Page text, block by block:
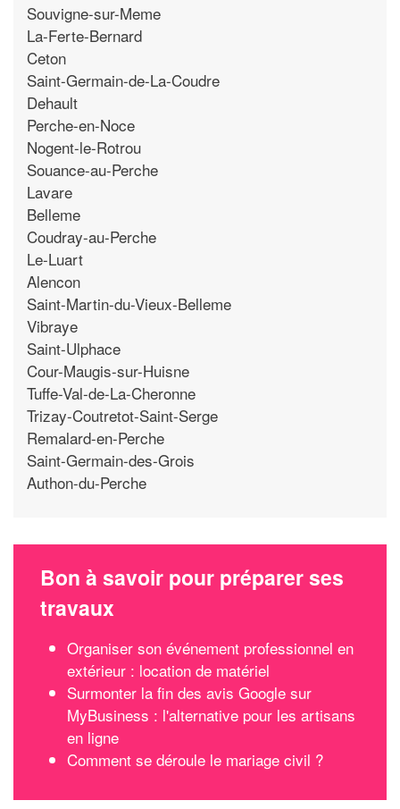
Souvigne-sur-Meme
La-Ferte-Bernard
Ceton
Saint-Germain-de-La-Coudre
Dehault
Perche-en-Noce
Nogent-le-Rotrou
Souance-au-Perche
Lavare
Belleme
Coudray-au-Perche
Le-Luart
Alencon
Saint-Martin-du-Vieux-Belleme
Vibraye
Saint-Ulphace
Cour-Maugis-sur-Huisne
Tuffe-Val-de-La-Cheronne
Trizay-Coutretot-Saint-Serge
Remalard-en-Perche
Saint-Germain-des-Grois
Authon-du-Perche
Bon à savoir pour préparer ses
travaux
Organiser son événement professionnel en
extérieur : location de matériel
Surmonter la fin des avis Google sur
MyBusiness : l'alternative pour les artisans
en ligne
Comment se déroule le mariage civil ?